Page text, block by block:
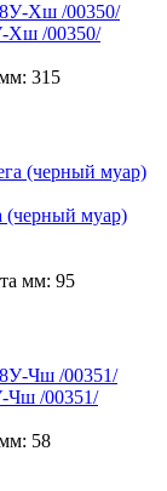
Хш /00350/
315
(черный муар)
мм: 95
Чш /00351/
58